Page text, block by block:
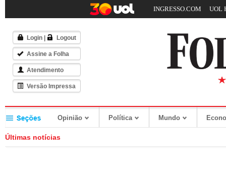
INGRESSO.COM UOL
Login Logout
Assine a Folha
Atendimento
Versão Impressa
Opinião Política Mundo
Últimas notícias